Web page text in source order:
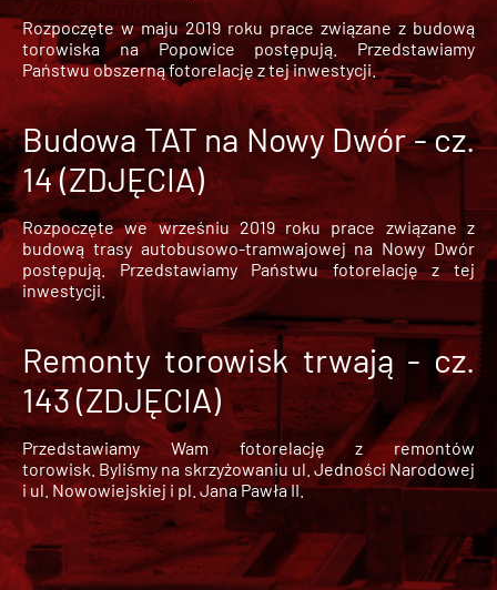
Rozpoczęte w maju 2019 roku prace związane z budową
torowiska na Popowice
postępują. Przedstawiamy
Państwu obszerną fotorelację z tej inwestycji.
Budowa TAT na Nowy Dwór - cz.
14 (ZDJĘCIA)
Rozpoczęte we wrześniu 2019 roku prace związane z
budową trasy autobusowo-tramwajowej na Nowy Dwór
postępują. Przedstawiamy Państwu fotorelację z tej
inwestycji.
Remonty torowisk trwają - cz.
143 (ZDJĘCIA)
Przedstawiamy Wam fotorelację z remontów
torowisk. Byliśmy na skrzyżowaniu ul. Jedności Narodowej
i ul. Nowowiejskiej i pl. Jana Pawła II.